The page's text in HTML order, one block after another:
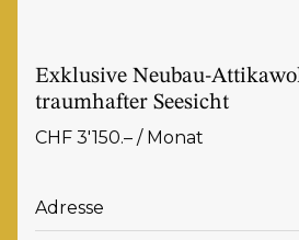
Exklusive Neubau-
traumhafter Seesicht
CHF 3'150.– / Monat
Adresse